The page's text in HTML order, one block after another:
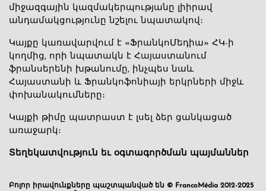
միջազգային կազմակերպությանը լիիրավ
անդամակցությունը նշելու նպատակով։
Կայքը կառավարվում է «ՖրանկոՄեդիա» ՀԿ-ի
կողմից, որի նպատակն է Հայաստանում
ֆրանսերենի խթանումը, ինչպես նաև
Հայաստանի և Ֆրանկոֆոնիայի երկրների միջև
փոխանակումները։
Կայքի թիմը պատրաստ է լսել ձեր ցանկացած
առաջարկ։
Տեղեկատվություն եւ օգտագործման պայմաններ
Բոլոր իրավունքները պաշտպանված են © FrancoMédia 2012-2025